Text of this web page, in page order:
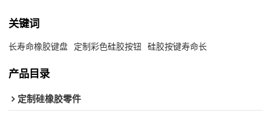
关键词
长寿命橡胶键盘 定制彩色硅胶按钮 硅胶按键寿命长
产品目录
定制硅橡胶零件